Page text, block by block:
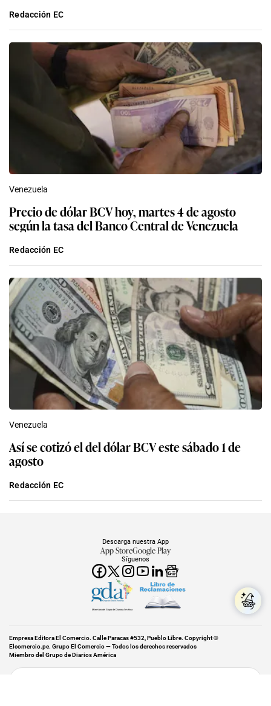
Redacción EC
Venezuela
Precio de dólar BCV hoy, martes 4 de agosto
según la tasa del Banco Central de Venezuela
Redacción EC
Venezuela
Así se cotizó el del dólar BCV este sábado 1 de
agosto
Redacción EC
Síguenos
Descarga nuestra App
App StoreGoogle Play
Miembro del Grupo de Diarios América
Empresa Editora El Comercio. Calle Paracas #532, Pueblo Libre. Copyright ©
Elcomercio.pe. Grupo El Comercio — Todos los derechos reservados
Miembro del Grupo de Diarios América